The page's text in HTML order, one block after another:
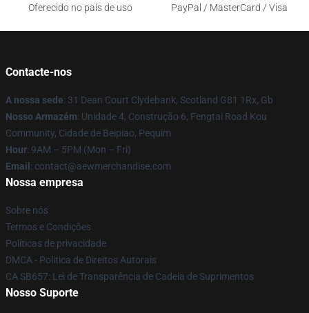
Oferecido no país de uso
PayPal / MasterCard / Visa
Contacte-nos
A nossa sede: 31 Dean Court Clydebank, Scotland G81 1Rx, Gb
Nosso Armazém: Unidade 4, Construção 6, Fengtai Road Kou
Community, Cidade de Beipiao, Pequim
Hour: 9AM – 5PM (Mon – Fri)
Email : contact@aewmerchandise.com
Nossa empresa
Sobre nós
Termos e Condições
Políticas de privacidade
DMCA - Política de Direitos Autorais
CA SB657: Lei de Transparência de Cadeia de Suprimentos
Nosso Suporte